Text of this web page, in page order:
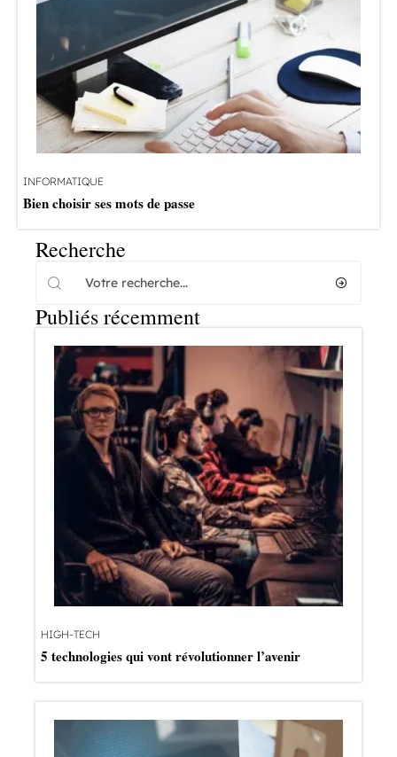
INFORMATIQUE
Bien choisir ses mots de passe
Recherche
Publiés récemment
HIGH-TECH
5 technologies qui vont révolutionner l’avenir